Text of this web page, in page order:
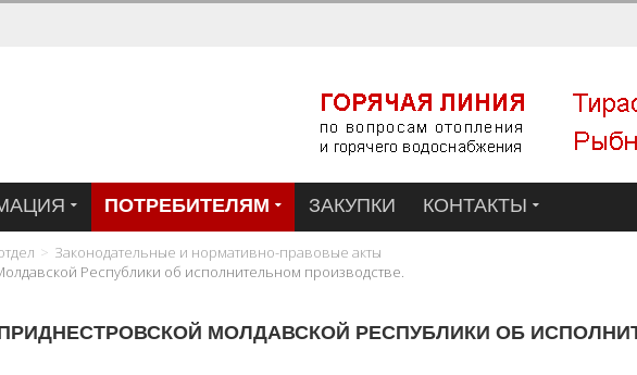
ПОТРЕБИТЕЛЯМ ЗАКУПКИ КОНТАКТЫ
Законодательные и нормативно-правовые акты
Республики об исполнительном производстве.
МОЛДАВСКОЙ РЕСПУБЛИКИ ОБ